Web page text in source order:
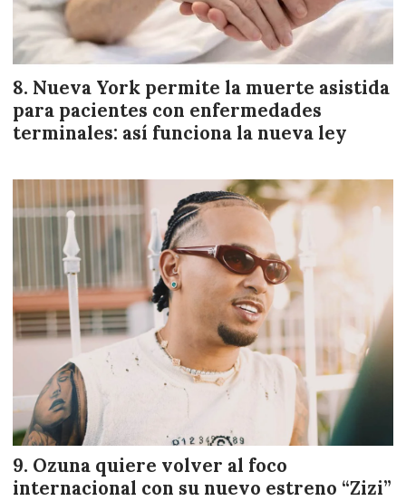
Nueva York permite la muerte asistida
para pacientes con enfermedades
terminales: así funciona la nueva ley
Ozuna quiere volver al foco
internacional con su nuevo estreno “Zizi”